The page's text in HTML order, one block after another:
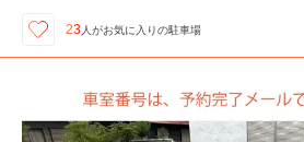
23人がお気に入りの駐車場